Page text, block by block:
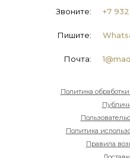
Звоните:
Пишите:
Почта:
+7
Политика
Правила
Политика